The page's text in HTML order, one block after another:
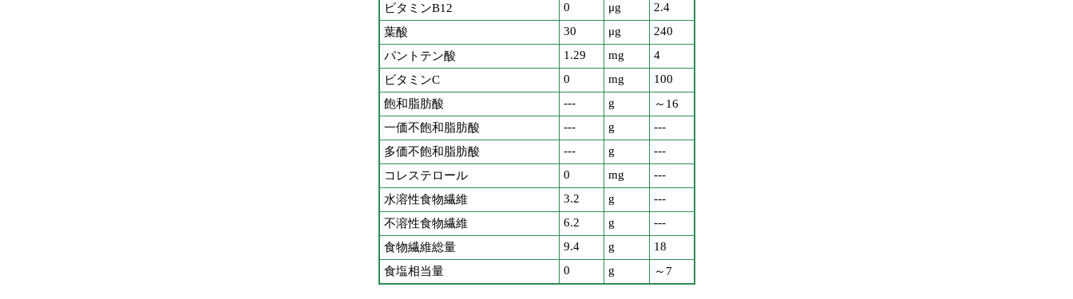
ビタミンB12
0 μg
2.4
葉酸
30 μg
240
パントテン酸
1.29 mg
4
ビタミンC
0 mg
100
飽和脂肪酸
--- g
～16
一価不飽和脂肪酸
--- g
---
多価不飽和脂肪酸
--- g
---
コレステロール
0 mg
---
水溶性食物繊維
3.2 g
---
不溶性食物繊維
6.2 g
---
食物繊維総量
9.4 g
18
食塩相当量
0 g ～7